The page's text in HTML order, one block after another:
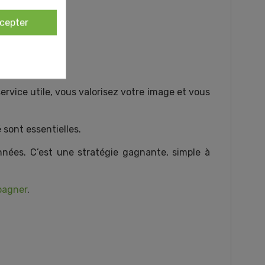
utile, vous valorisez votre image et vous
essentielles.
C’est une stratégie gagnante, simple à
.